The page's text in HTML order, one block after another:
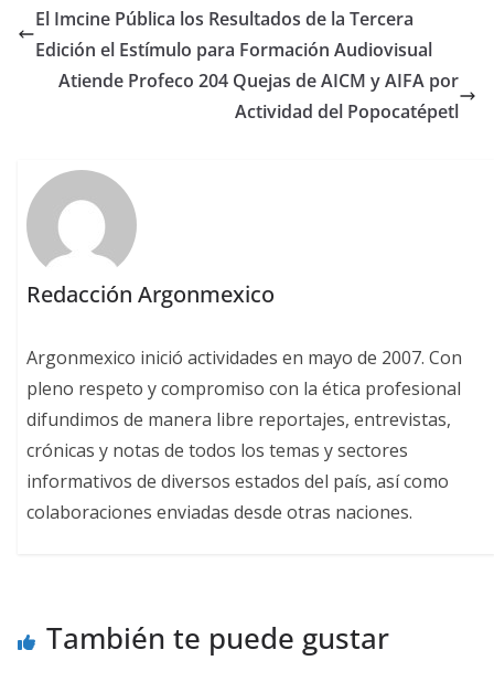
El Imcine Pública los Resultados de la Tercera
Edición el Estímulo para Formación Audiovisual
Atiende Profeco 204 Quejas de AICM y AIFA por
Actividad del Popocatépetl
Redacción Argonmexico
Argonmexico inició actividades en mayo de 2007. Con
pleno respeto y compromiso con la ética profesional
difundimos de manera libre reportajes, entrevistas,
crónicas y notas de todos los temas y sectores
informativos de diversos estados del país, así como
colaboraciones enviadas desde otras naciones.
También te puede gustar